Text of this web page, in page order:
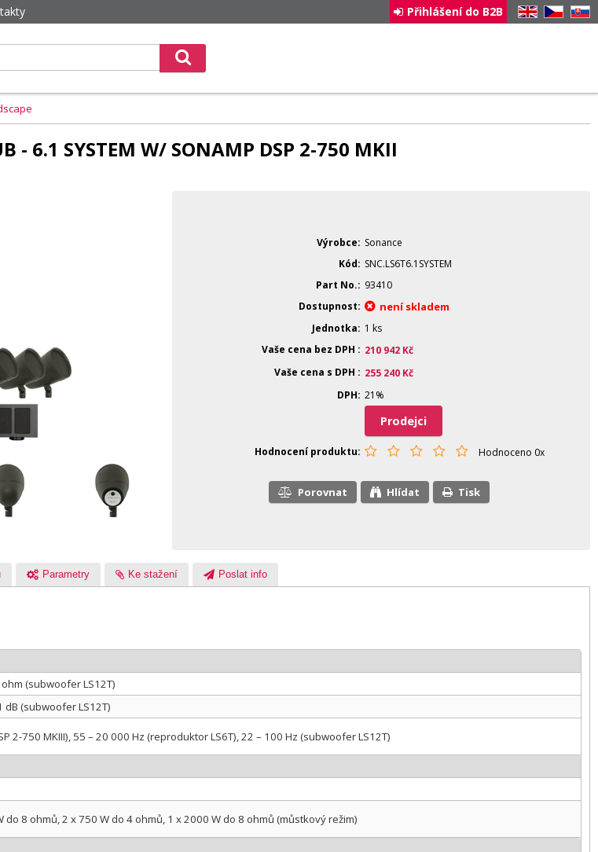
EN CZ SK
Přihlášení do B2B
- 6.1 SYSTEM W/ SONAMP DSP 2-750 MKII
Výrobce
Sonance
Kód
SNC.LS6T6.1SYSTEM
Part No.
93410
Dostupnost
není skladem
Jednotka
1 ks
Vaše cena bez DPH
210 942 Kč
Vaše cena s DPH
255 240 Kč
DPH 21%
Prodejci
Hodnocení produktu Hodnoceno 0x
Porovnat Hlídat Tisk
Parametry Ke stažení Poslat info
(subwoofer LS12T)
dB (subwoofer LS12T)
2-750 MKIII), 55 – 20 000 Hz (reproduktor LS6T), 22 – 100 Hz (subwoofer LS12T)
do 8 ohmů, 2 x 750 W do 4 ohmů, 1 x 2000 W do 8 ohmů (můstkový režim)